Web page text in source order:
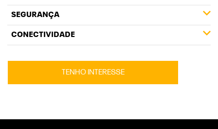
SEGURANÇA
CONECTIVIDADE
TENHO INTERESSE